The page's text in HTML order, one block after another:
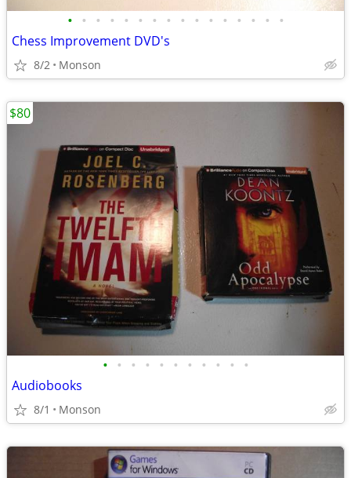
• • • • • • • • • • • • • • • •
Chess Improvement DVD's
8/2 Monson
• • • • • • • • • • •
Audiobooks
8/1 Monson
$80